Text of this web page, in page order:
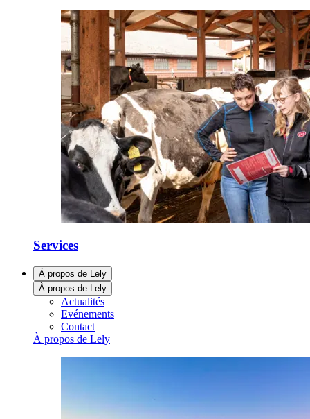
Services
À propos de Lely
À propos de Lely
Actualités
Evénements
Contact
À propos de Lely